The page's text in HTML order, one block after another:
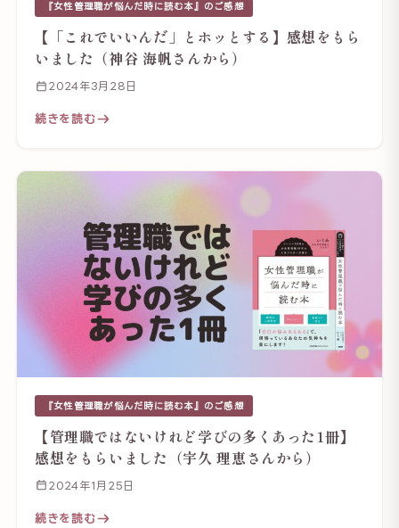
『女性管理職が悩んだ時に読む本』のご感想
【「これでいいんだ」とホッとする】感想をもら
いました（神谷 海帆さんから）
2024年3月28日
続きを読む
『女性管理職が悩んだ時に読む本』のご感想
【管理職ではないけれど学びの多くあった1冊】
感想をもらいました（宇久 理恵さんから）
2024年1月25日
続きを読む